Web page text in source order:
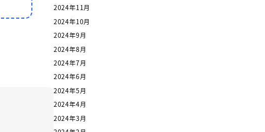
2024年11月
2024年10月
2024年9月
2024年8月
2024年7月
2024年6月
2024年5月
2024年4月
2024年3月